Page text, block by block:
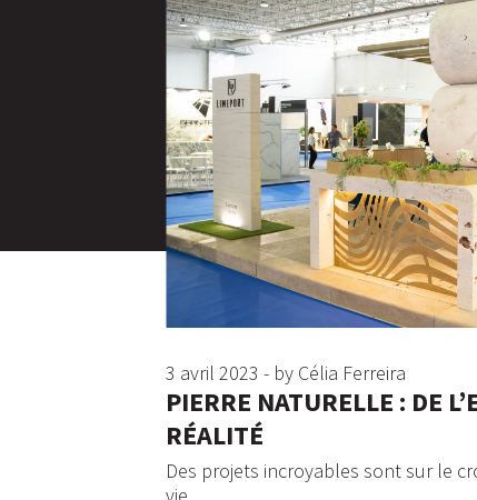
3 avril 2023 - by Célia Ferreira
PIERRE NATURELLE : DE
RÉALITÉ
Des projets incroyables sont sur le